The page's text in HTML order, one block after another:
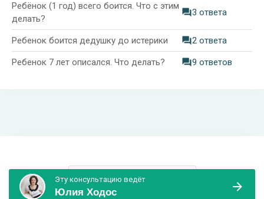
Ребёнок (1 год) всего боится. Что с этим
делать?
3 ответа
Ребенок боится дедушку до истерики 2 ответа
Ребенок 7 лет описался. Что делать? 9 ответов
Эту консультацию ведёт
Юлия Ходос